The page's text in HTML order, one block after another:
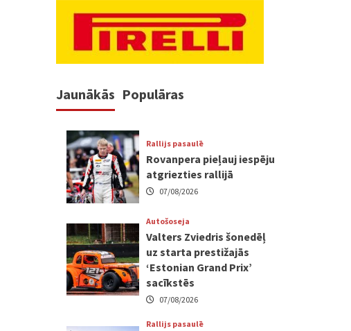
Jaunākās Populāras
Rallijs pasaulē
Rovanpera pieļauj iespēju
atgriezties rallijā
07/08/2026
Autošoseja
Valters Zviedris šonedēļ
uz starta prestižajās
‘Estonian Grand Prix’
sacīkstēs
07/08/2026
Rallijs pasaulē